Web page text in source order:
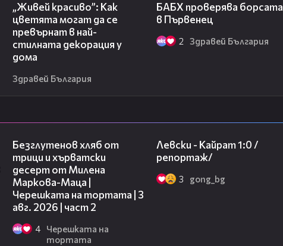
„Живей красиво”: Как
цветята могат да се
превърнат в най-
стилната декорация у
дома
Здравей България
БАБХ проверява борсата
в Първенец
2 Здравей България
Безглутенов хляб от
трици и хърватски
десерт от Милена
Маркова-Маца |
Черешката на тортата | 3
авг. 2026 | част 2
4
Черешката на
тортата
Левски - Кайрат 1:0 /
репортаж/
3 gong_bg